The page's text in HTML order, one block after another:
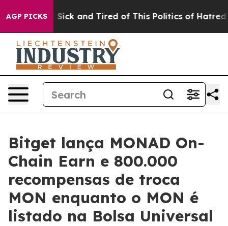
AGP PICKS
Are Sick and Tired of This Politics of Hatred” The
Bitget lança MONAD On-
Chain Earn e 800.000
recompensas de troca
MON enquanto o MON é
listado na Bolsa Universal